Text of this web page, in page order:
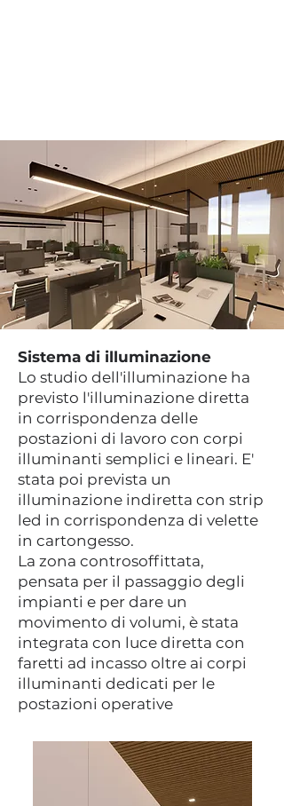
Sistema di illuminazione
Lo studio dell'illuminazione ha
previsto l'illuminazione diretta
in corrispondenza delle
postazioni di lavoro con corpi
illuminanti semplici e lineari. E'
stata poi prevista un
illuminazione indiretta con strip
led in corrispondenza di velette
in cartongesso.
La zona controsoffittata,
pensata per il passaggio degli
impianti e per dare un
movimento di volumi, è stata
integrata con luce diretta con
faretti ad incasso oltre ai corpi
illuminanti dedicati per le
postazioni operative